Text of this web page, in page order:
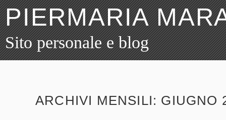
PIERMARIA
Sito personale e blog
ARCHIVI MENSILI: GIUGNO